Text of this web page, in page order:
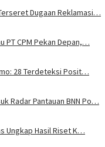
Dugaan Reklamasi…
PT CPM Pekan Depan,…
28 Terdeteksi Posit…
Radar Pantauan BNN Po…
Ungkap Hasil Riset K…